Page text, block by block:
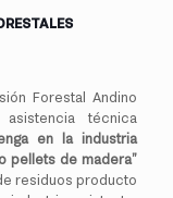
Forestal Andino
técnica
en la industria
pellets de madera”
residuos producto